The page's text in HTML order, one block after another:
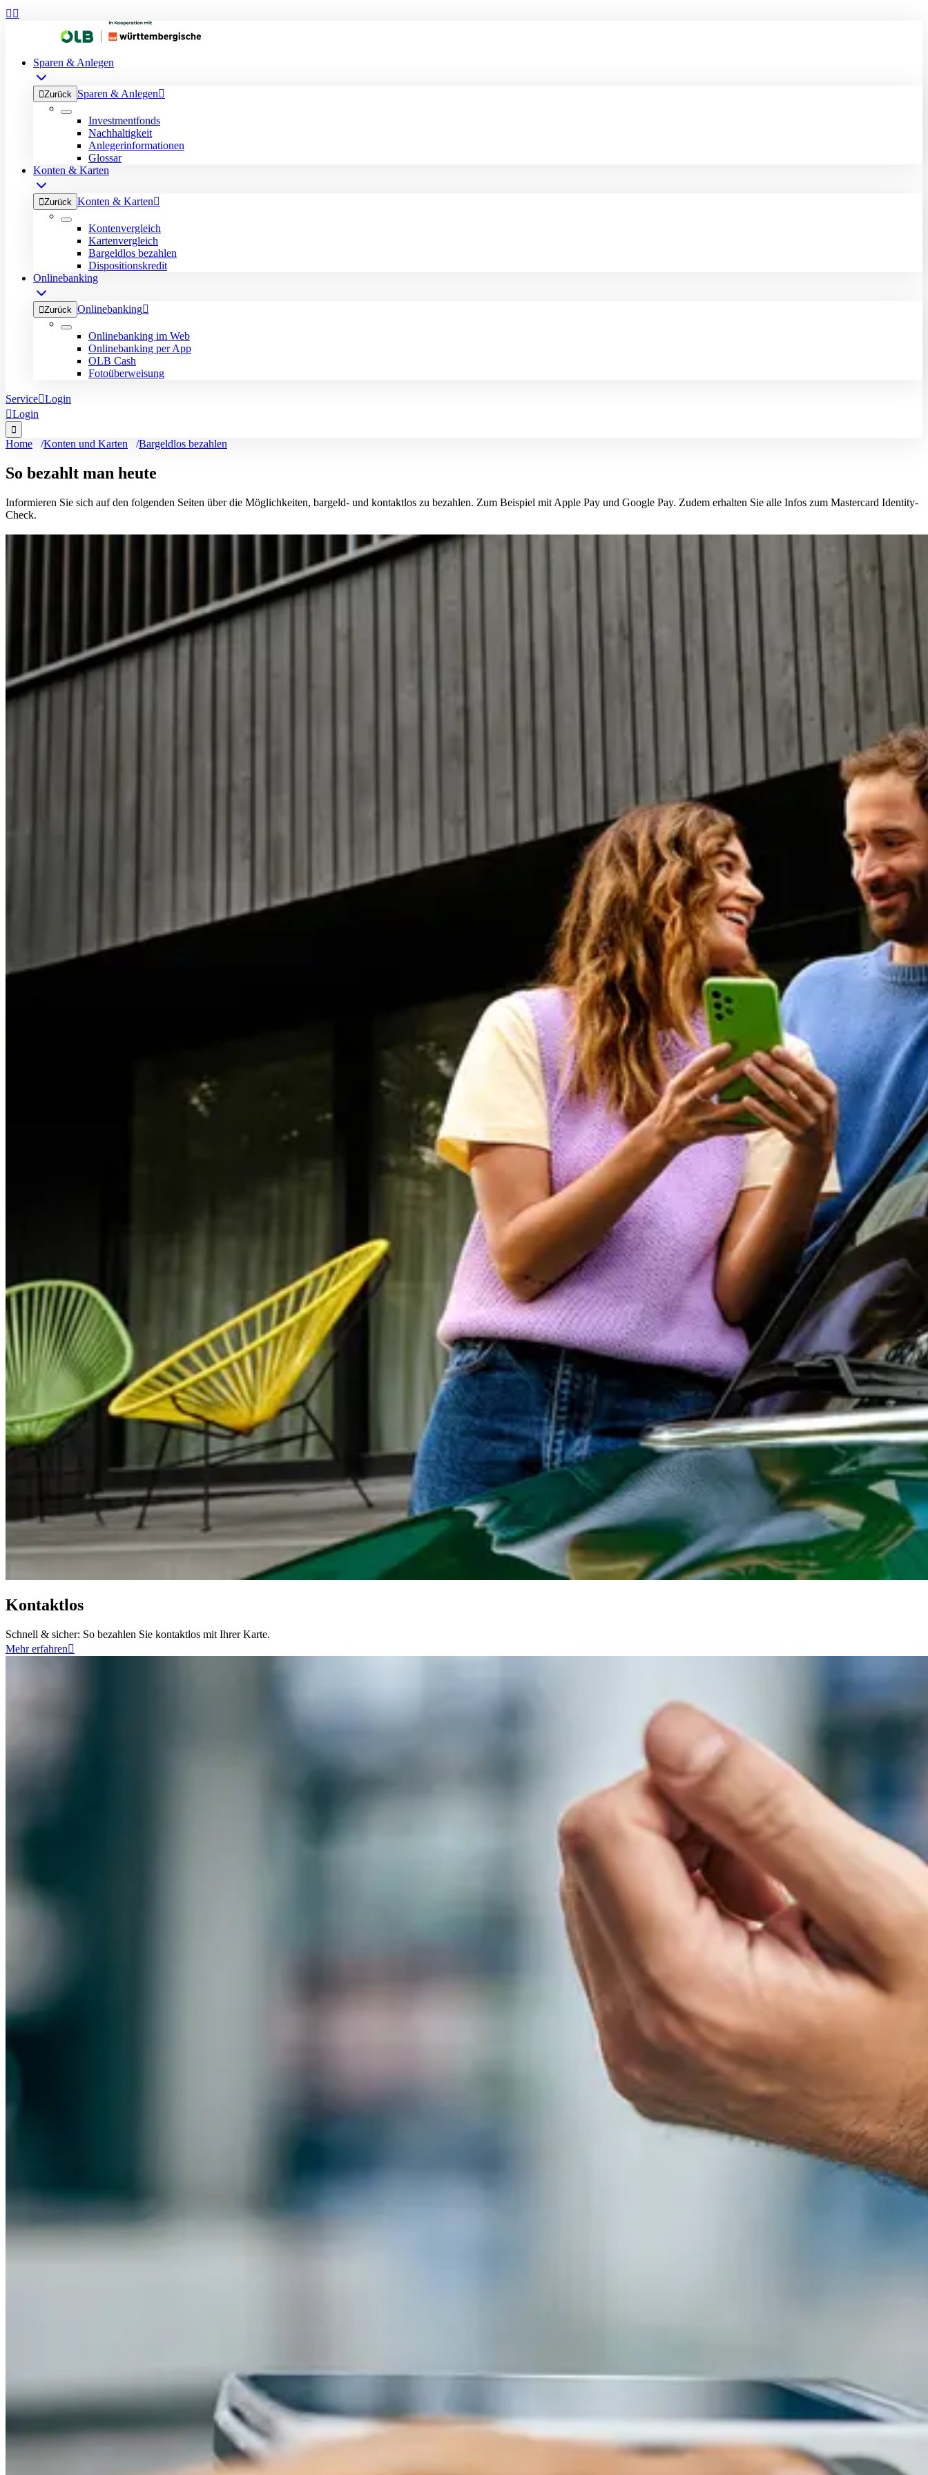
 
Sparen & Anlegen
Zurück Sparen & Anlegen
Investmentfonds
Nachhaltigkeit
Anlegerinformationen
Glossar
Konten & Karten
Zurück Konten & Karten
Kontenvergleich
Kartenvergleich
Bargeldlos bezahlen
Dispositionskredit
Onlinebanking
Zurück Onlinebanking
Onlinebanking im Web
Onlinebanking per App
OLB Cash
Fotoüberweisung
ServiceLogin
Login

Home Konten und Karten Bargeldlos bezahlen
So bezahlt man heute
Informieren Sie sich auf den folgenden Seiten über die Möglichkeiten, bargeld- und kontaktlos zu bezahlen. Zum Beispiel mit Apple Pay und Google Pay. Zudem erhalten Sie alle Infos zum Mastercard Identity-
Check.
Kontaktlos
Schnell & sicher: So bezahlen Sie kontaktlos mit Ihrer Karte.
Mehr erfahren